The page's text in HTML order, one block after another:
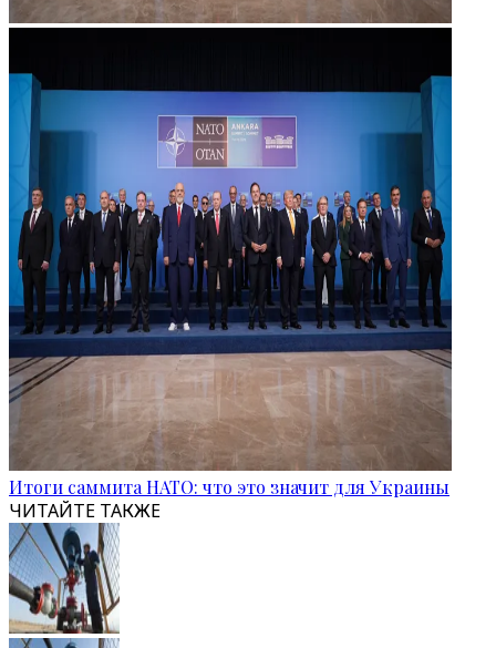
Итоги саммита НАТО: что это значит для Украины
ЧИТАЙТЕ ТАКЖЕ